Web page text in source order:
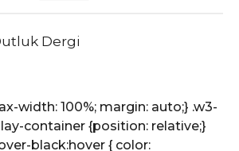
Dergi
width: 100%; margin: auto;} .w3-
container {position: relative;}
black:hover { color: